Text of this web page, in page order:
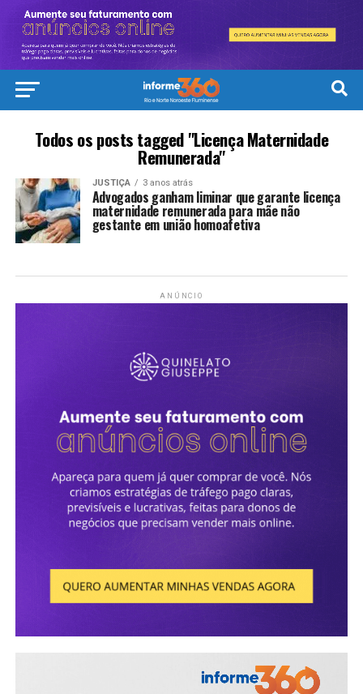
Todos os posts tagged "Licença Maternidade
Remunerada"
JUSTIÇA 3 anos atrás
Advogados ganham liminar que garante licença
maternidade remunerada para mãe não
gestante em união homoafetiva
ANÚNCIO